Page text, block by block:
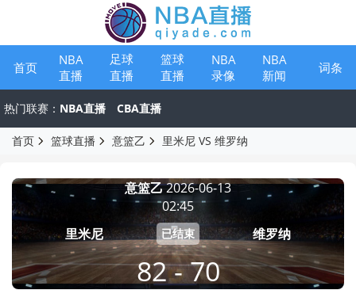
首页
NBA
直播
足球
直播
篮球
直播
NBA
录像
NBA
新闻
词条
热门联赛： NBA直播 CBA直播
首页 篮球直播 意篮乙 里米尼 VS 维罗纳
里米尼
意篮乙2026-06-13
02:45
已结束
82 - 70
维罗纳